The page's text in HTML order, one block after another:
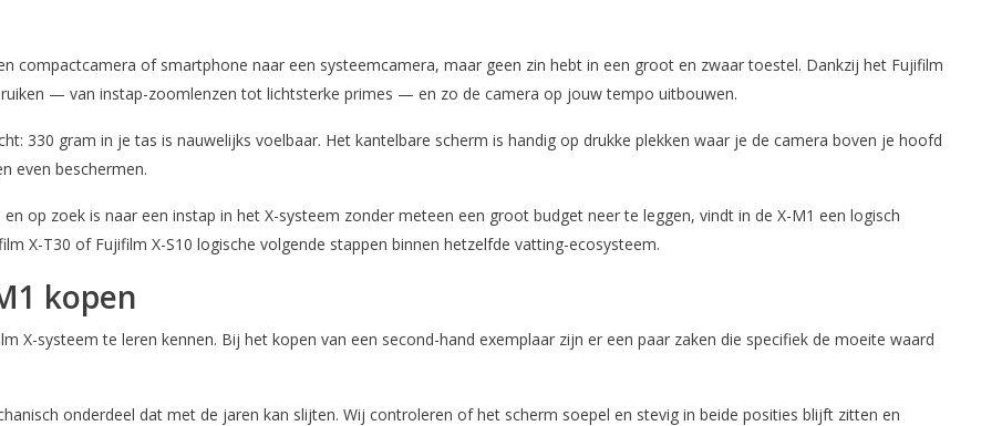
compactcamera of smartphone naar een systeemcamera, maar geen zin hebt in een groot en zwaar toestel. Dankzij het Fujifilm
— van instap-zoomlenzen tot lichtsterke primes — en zo de camera op jouw tempo uitbouwen.
330 gram in je tas is nauwelijks voelbaar. Het kantelbare scherm is handig op drukke plekken waar je de camera boven je hoofd
even beschermen.
op zoek is naar een instap in het X-systeem zonder meteen een groot budget neer te leggen, vindt in de X-M1 een logisch
X-T30 of Fujifilm X-S10 logische volgende stappen binnen hetzelfde vatting-ecosysteem.
kopen
X-systeem te leren kennen. Bij het kopen van een second-hand exemplaar zijn er een paar zaken die specifiek de moeite waard
onderdeel dat met de jaren kan slijten. Wij controleren of het scherm soepel en stevig in beide posities blijft zitten en